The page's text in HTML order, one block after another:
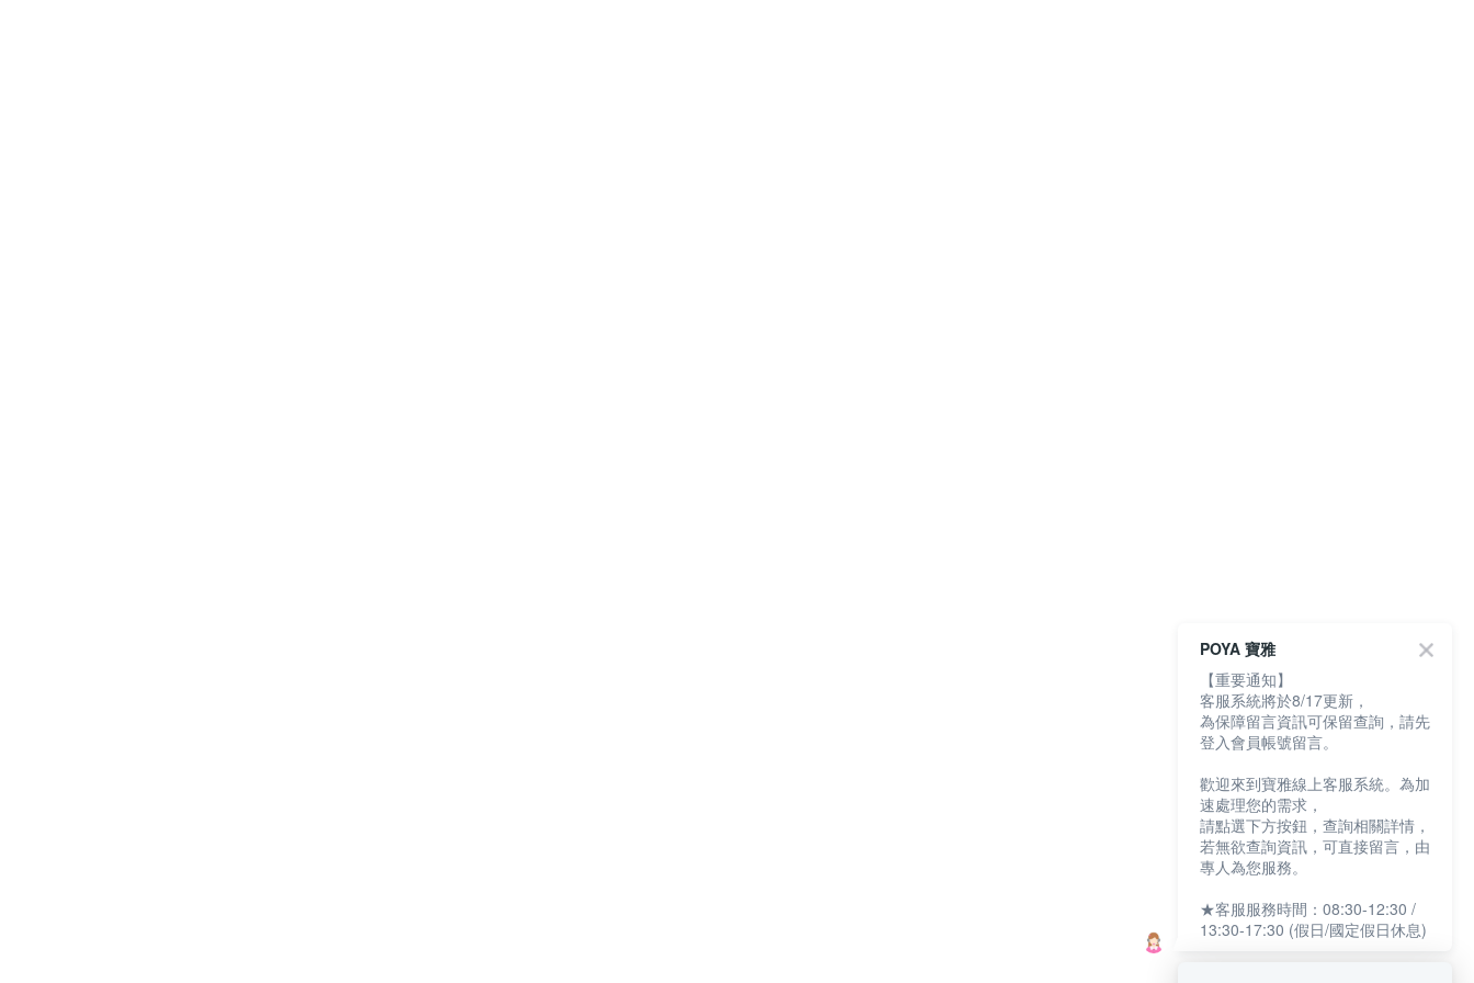
POYA 寶雅
【重要通知】
客服系統將於8/17更新，
為保障留言資訊可保留查詢，請先
登入會員帳號留言。
歡迎來到寶雅線上客服系統。為加
速處理您的需求，
請點選下方按鈕，查詢相關詳情，
若無欲查詢資訊，可直接留言，由
專人為您服務。
★客服服務時間：08:30-12:30 /
13:30-17:30 (假日/國定假日休息)